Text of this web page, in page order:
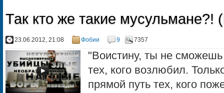
Так кто же такие мусульмане?!
23.06.2012, 21:08 Фобии 9 7357
"Воистину, ты не сможешь
тех, кого возлюбил.
прямой путь тех, кого